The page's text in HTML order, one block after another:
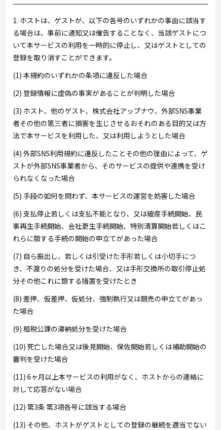
1. ホストは、ゲストが、以下の各号のいずれかの事由に該当す
る場合は、事前に通知又は催告することなく、当該ゲストにつ
いて本サービスの利用を一時的に停止し、又はゲストとしての
登録を取り消すことができます。
(1) 本規約のいずれかの条項に違反した場合
(2) 登録情報に虚偽の事実があることが判明した場合
(3) ホスト、他のゲスト、株式会社アップナウ、外部SNS事業
者その他の第三者に損害を生じさせるおそれのある目的又は方
法で本サービスを利用した、又は利用しようとした場合
(4) 外部SNS利用規約に違反したことその他の理由によって、ゲ
ストが外部SNS事業者から、そのサービスの提供や連携を受け
られなくなった場合
(5) 手段の如何を問わず、本サービスの運営を妨害した場合
(6) 支払停止若しくは支払不能となり、又は破産手続開始、民
事再生手続開始、会社更生手続開始、特別清算開始若しくはこ
れらに類する手続の開始の申立てがあった場合
(7) 自ら振出し、若しくは引受けた手形若しくは小切手につ
き、不渡りの処分を受けた場合、又は手形交換所の取引停止処
分その他これに類する措置を受けたとき
(8) 差押、仮差押、仮処分、強制執行又は競売の申立てがあっ
た場合
(9) 租税公課の滞納処分を受けた場合
(10) 死亡した場合又は後見開始、保佐開始若しくは補助開始の
審判を受けた場合
(11) 6ヶ月以上本サービスの利用がなく、ホストからの連絡に
対して応答がない場合
(12) 第3条 第3項各号に該当する場合
(13) その他、ホストがゲストとしての登録の継続を適当でない